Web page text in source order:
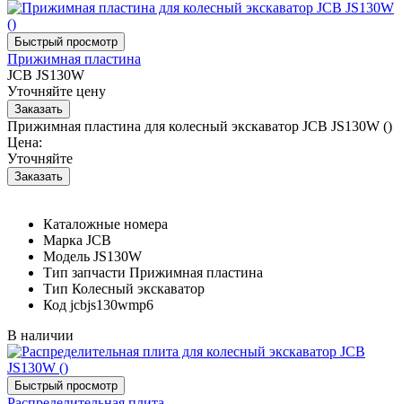
Прижимная пластина
JCB JS130W
Уточняйте цену
Прижимная пластина для колесный экскаватор JCB JS130W ()
Цена:
Уточняйте
Каталожные номера
Марка JCB
Модель JS130W
Тип запчасти Прижимная пластина
Тип Колесный экскаватор
Код jcbjs130wmp6
В наличии